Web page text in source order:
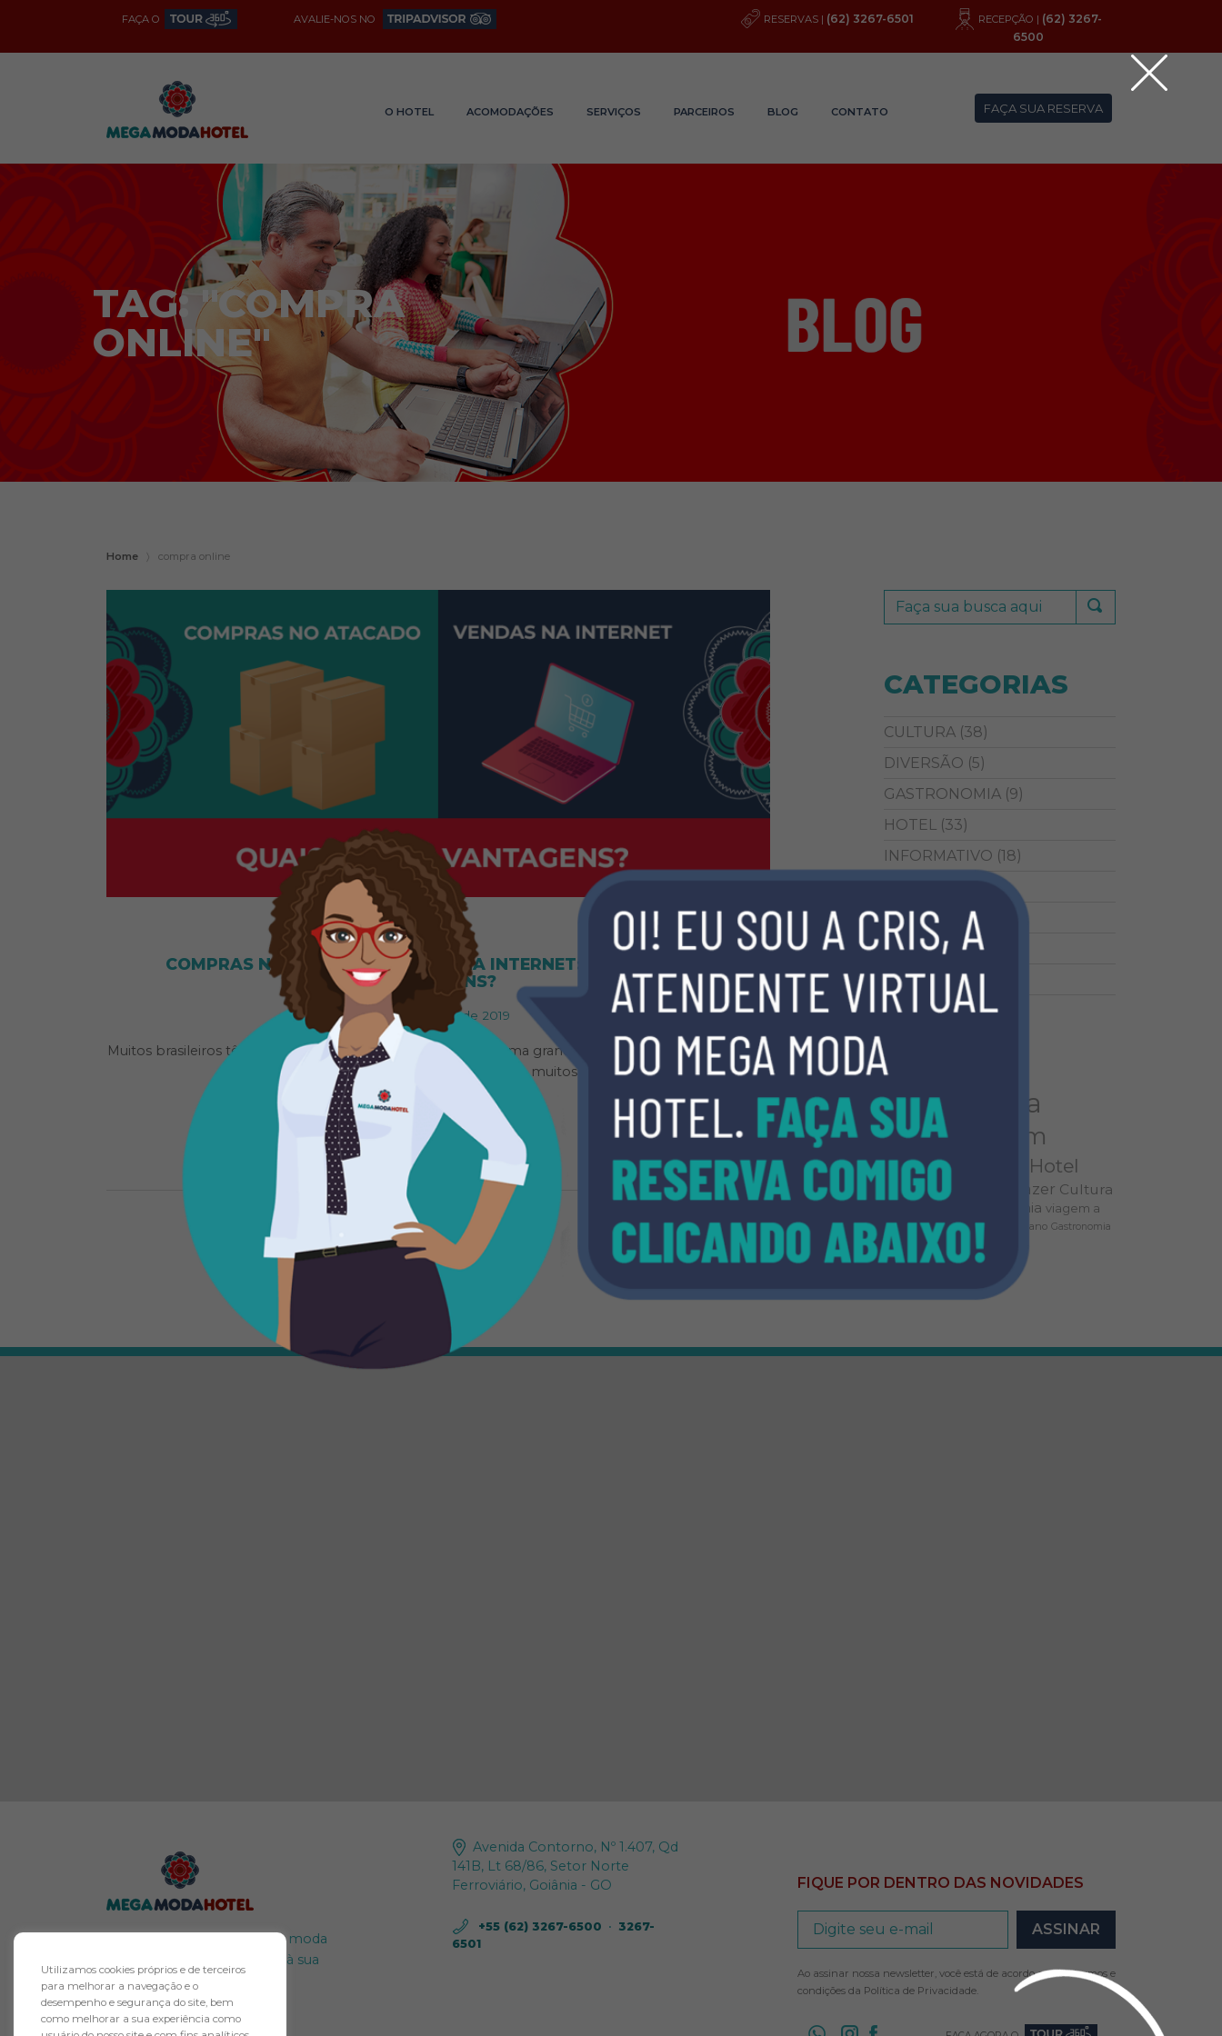
FAÇA O AVALIE-NOS NO RESERVAS | (62) 3267-6501 RECEPÇÃO | (62) 3267-
6500
O HOTEL ACOMODAÇÕES SERVIÇOS PARCEIROS BLOG CONTATO FAÇA SUA RESERVA
TAG: "COMPRA
ONLINE"
Home 〉 compra online
MODA
COMPRAS NO ATACADO, VENDAS NA INTERNET: QUAIS SÃO AS
VANTAGENS?
28 de junho de 2019
Muitos brasileiros têm encontrado no empreendedorismo uma grande alternativa de sobrevivência.
Entre essas pessoas que fizeram essa escolha, muitos decidiram…
SAIBA MAIS
CATEGORIAS
CULTURA (38)
DIVERSÃO (5)
GASTRONOMIA (9)
HOTEL (33)
INFORMATIVO (18)
LIFESTYLE
(8)
MODA(9)
VIAGEM (26)
TAGS
Mega Moda
Hotel
viagem
Goiânia Hotel
hotel da moda Lazer Cultura
o que fazer em goiânia viagem a
trabalho viagem de fim de ano Gastronomia
O maior polo atacadista de moda
do Brasil merece um hotel à sua
altura.
Avenida Contorno, Nº 1.407, Qd
141B, Lt 68/86, Setor Norte
Ferroviário, Goiânia - GO
+55 (62) 3267-6500 • 3267-
6501
FIQUE POR DENTRO DAS NOVIDADES
Ao assinar nossa newsletter, você está de acordo com os termos e
condições da Política de Privacidade.
Utilizamos cookies próprios e de terceiros
para melhorar a navegação e o
desempenho e segurança do site, bem
como melhorar a sua experiência como